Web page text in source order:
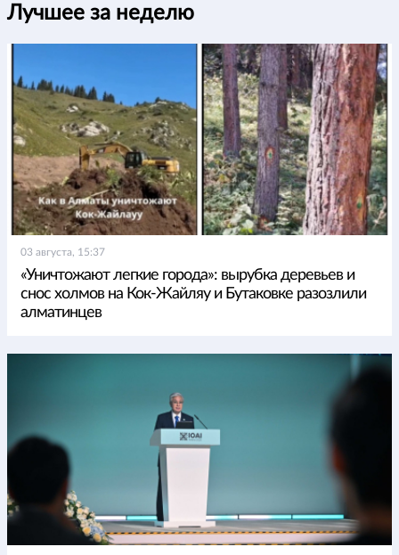
Лучшее за неделю
03 августа, 15:37
«Уничтожают легкие города»: вырубка деревьев и
снос холмов на Кок-Жайляу и Бутаковке разозлили
алматинцев